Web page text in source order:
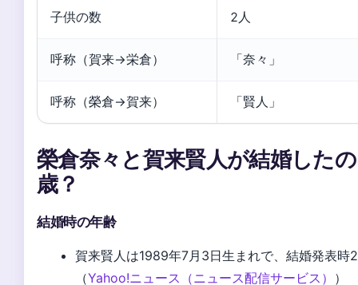
子供の数 2人
呼称（賀来→栄倉） 「奈々」
呼称（榮倉→賀来） 「賢人」
榮倉奈々と賀来賢人が結婚した
歳？
結婚時の年齢
賀来賢人は1989年7月3日生まれで、結婚発表時
（Yahoo!ニュース（ニュース配信サービス） ）